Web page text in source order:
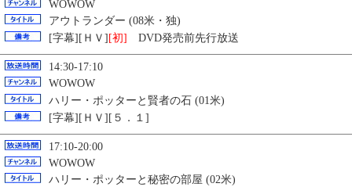
WOWOW
アウトランダー (08米・独)
[字幕][ＨＶ] [初] DVD発売前先行放送
14:30-17:10
WOWOW
ハリー・ポッターと賢者の石 (01米)
[字幕][ＨＶ][５．１]
17:10-20:00
WOWOW
ハリー・ポッターと秘密の部屋 (02米)